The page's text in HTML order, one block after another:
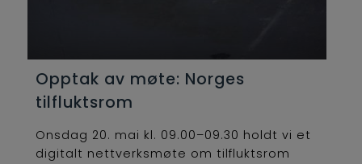
Opptak av møte: Norges
tilfluktsrom
Onsdag 20. mai kl. 09.00–09.30 holdt vi et
digitalt nettverksmøte om tilfluktsrom